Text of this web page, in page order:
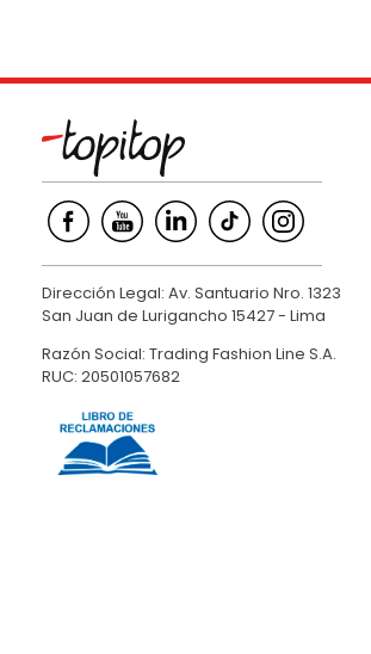
Dirección Legal: Av. Santuario Nro. 1323
San Juan de Lurigancho 15427 - Lima
Razón Social: Trading Fashion Line S.A.
RUC: 20501057682